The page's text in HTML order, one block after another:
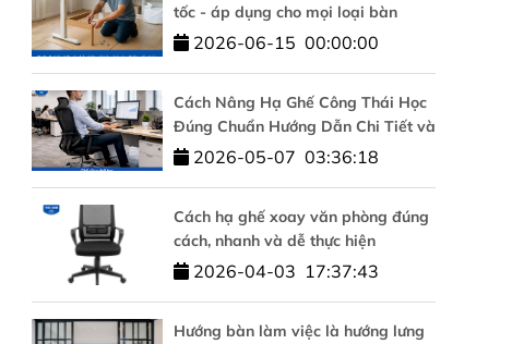
tốc - áp dụng cho mọi loại bàn
2026-06-15 00:00:00
Cách Nâng Hạ Ghế Công Thái Học
Đúng Chuẩn Hướng Dẫn Chi Tiết và
Đơn Giản
2026-05-07 03:36:18
Cách hạ ghế xoay văn phòng đúng
cách, nhanh và dễ thực hiện
2026-04-03 17:37:43
Hướng bàn làm việc là hướng lưng